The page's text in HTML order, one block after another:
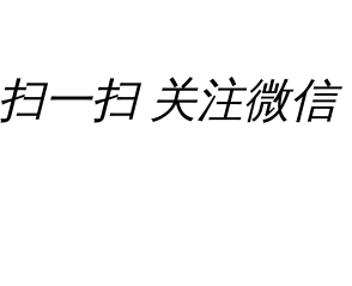
扫一扫 关注微信